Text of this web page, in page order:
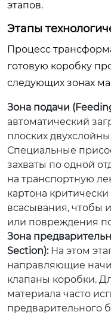
этапов.
Этапы
Процесс
готовую коробку
следующих зонах
Зона подачи
автоматический
плоских
Специальные
захваты по одной
на транспортную
картона
всасывания, чтобы
или повреждения
Зона
Section):На этом
направляющие
клапаны коробки.
материала часто
предварительного